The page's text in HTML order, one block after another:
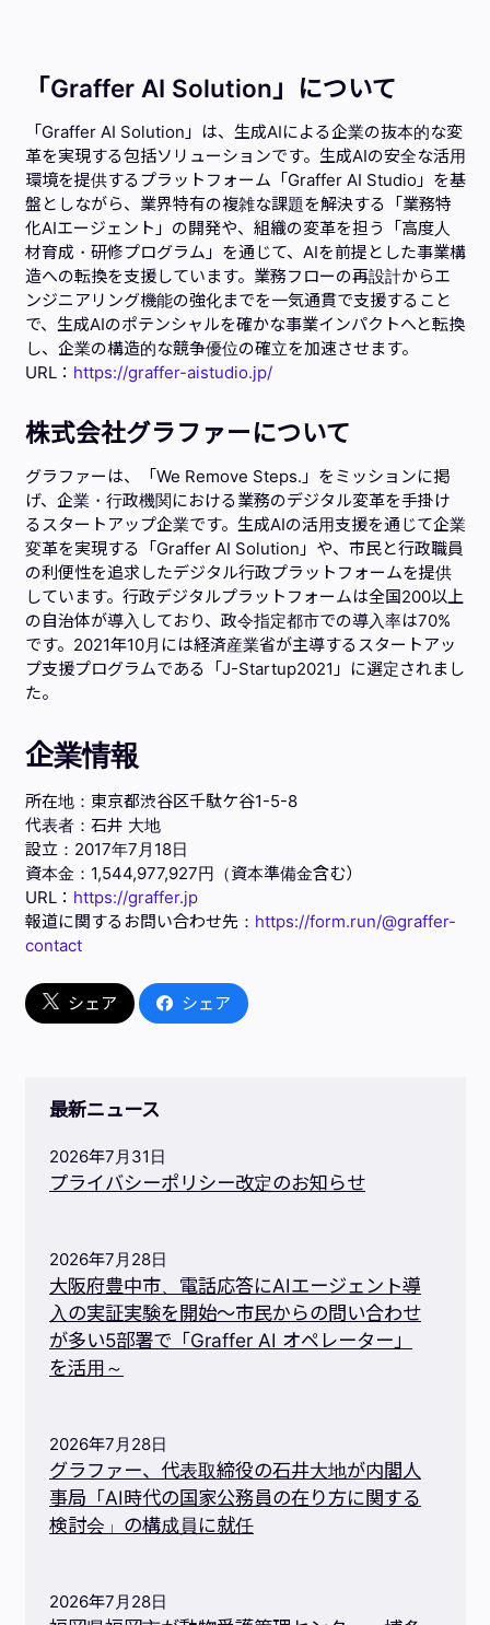
「Graffer AI Solution」について
「Graffer AI Solution」は、生成AIによる企業の抜本的な変
革を実現する包括ソリューションです。生成AIの安全な活用
環境を提供するプラットフォーム「Graffer AI Studio」を基
盤としながら、業界特有の複雑な課題を解決する「業務特
化AIエージェント」の開発や、組織の変革を担う「高度人
材育成・研修プログラム」を通じて、AIを前提とした事業構
造への転換を支援しています。業務フローの再設計からエ
ンジニアリング機能の強化までを一気通貫で支援すること
で、生成AIのポテンシャルを確かな事業インパクトへと転換
し、企業の構造的な競争優位の確立を加速させます。
URL： https://graffer-aistudio.jp/
株式会社グラファーについて
グラファーは、「We Remove Steps.」をミッションに掲
げ、企業・行政機関における業務のデジタル変革を手掛け
るスタートアップ企業です。生成AIの活用支援を通じて企業
変革を実現する「Graffer AI Solution」や、市民と行政職員
の利便性を追求したデジタル行政プラットフォームを提供
しています。行政デジタルプラットフォームは全国200以上
の自治体が導入しており、政令指定都市での導入率は70%
です。2021年10月には経済産業省が主導するスタートアッ
プ支援プログラムである「J-Startup2021」に選定されまし
た。
企業情報
所在地：東京都渋谷区千駄ケ谷1-5-8
代表者：石井 大地
設立：2017年7月18日
資本金：1,544,977,927円（資本準備金含む）
URL： https://graffer.jp
報道に関するお問い合わせ先： https://form.run/@graffer-
contact
シェア シェア
最新ニュース
2026年7月31日
プライバシーポリシー改定のお知らせ
2026年7月28日
大阪府豊中市、電話応答にAIエージェント導
入の実証実験を開始～市民からの問い合わせ
が多い5部署で「Graffer AI オペレーター」
を活用～
2026年7月28日
グラファー、代表取締役の石井大地が内閣人
事局「AI時代の国家公務員の在り方に関する
検討会」の構成員に就任
2026年7月28日